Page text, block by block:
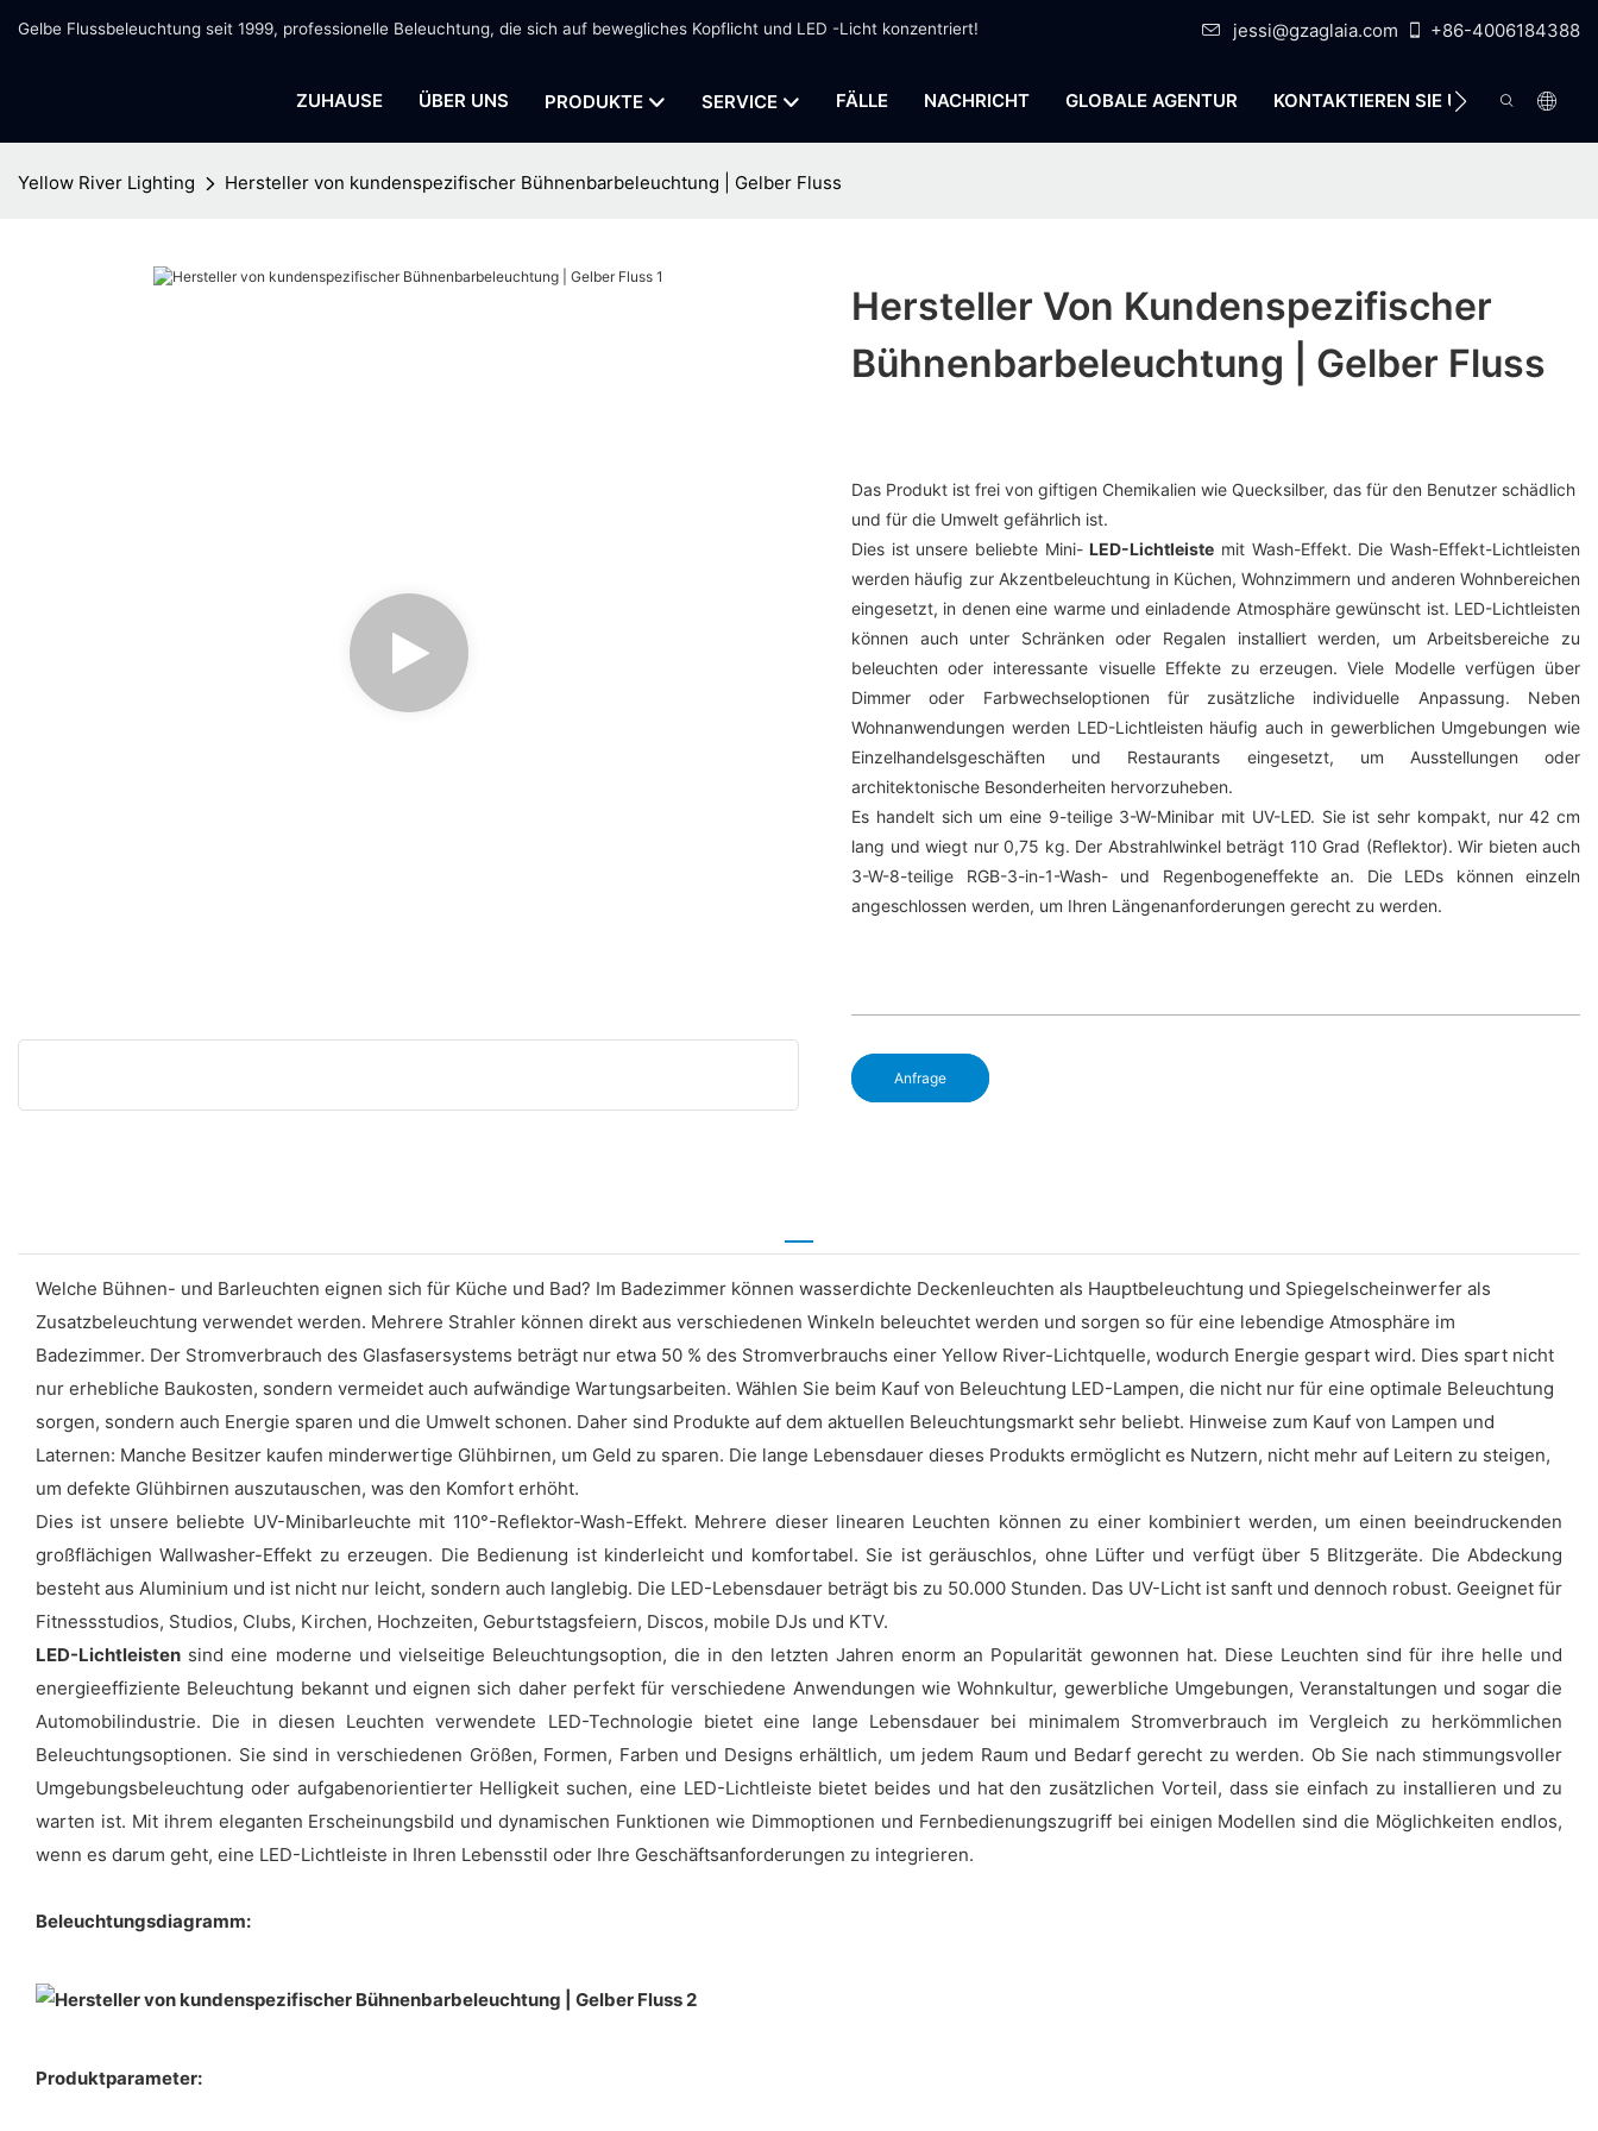
Gelbe Flussbeleuchtung seit 1999, professionelle Beleuchtung, die sich auf bewegliches Kopflicht und LED -Licht konzentriert! jessi@gzaglaia.com +86-4006184388
ZUHAUSE ÜBER UNS PRODUKTE SERVICE FÄLLE NACHRICHT GLOBALE AGENTUR KONTAKTIEREN SIE UNS
Yellow River Lighting Hersteller von kundenspezifischer Bühnenbarbeleuchtung | Gelber Fluss
Hersteller Von Kundenspezifischer
Bühnenbarbeleuchtung | Gelber Fluss
Das Produkt ist frei von giftigen Chemikalien wie Quecksilber, das für den Benutzer schädlich
und für die Umwelt gefährlich ist.
Dies ist unsere beliebte Mini-LED-Lichtleiste mit Wash-Effekt. Die Wash-Effekt-Lichtleisten
werden häufig zur Akzentbeleuchtung in Küchen, Wohnzimmern und anderen Wohnbereichen
eingesetzt, in denen eine warme und einladende Atmosphäre gewünscht ist. LED-Lichtleisten
können auch unter Schränken oder Regalen installiert werden, um Arbeitsbereiche zu
beleuchten oder interessante visuelle Effekte zu erzeugen. Viele Modelle verfügen über
Dimmer oder Farbwechseloptionen für zusätzliche individuelle Anpassung. Neben
Wohnanwendungen werden LED-Lichtleisten häufig auch in gewerblichen Umgebungen wie
Einzelhandelsgeschäften und Restaurants eingesetzt, um Ausstellungen oder
architektonische Besonderheiten hervorzuheben.
Es handelt sich um eine 9-teilige 3-W-Minibar mit UV-LED. Sie ist sehr kompakt, nur 42 cm
lang und wiegt nur 0,75 kg. Der Abstrahlwinkel beträgt 110 Grad (Reflektor). Wir bieten auch
3-W-8-teilige RGB-3-in-1-Wash- und Regenbogeneffekte an. Die LEDs können einzeln
angeschlossen werden, um Ihren Längenanforderungen gerecht zu werden.
Anfrage
Welche Bühnen- und Barleuchten eignen sich für Küche und Bad? Im Badezimmer können wasserdichte Deckenleuchten als Hauptbeleuchtung und Spiegelscheinwerfer als
Zusatzbeleuchtung verwendet werden. Mehrere Strahler können direkt aus verschiedenen Winkeln beleuchtet werden und sorgen so für eine lebendige Atmosphäre im
Badezimmer. Der Stromverbrauch des Glasfasersystems beträgt nur etwa 50 % des Stromverbrauchs einer Yellow River-Lichtquelle, wodurch Energie gespart wird. Dies spart nicht
nur erhebliche Baukosten, sondern vermeidet auch aufwändige Wartungsarbeiten. Wählen Sie beim Kauf von Beleuchtung LED-Lampen, die nicht nur für eine optimale Beleuchtung
sorgen, sondern auch Energie sparen und die Umwelt schonen. Daher sind Produkte auf dem aktuellen Beleuchtungsmarkt sehr beliebt. Hinweise zum Kauf von Lampen und
Laternen: Manche Besitzer kaufen minderwertige Glühbirnen, um Geld zu sparen. Die lange Lebensdauer dieses Produkts ermöglicht es Nutzern, nicht mehr auf Leitern zu steigen,
um defekte Glühbirnen auszutauschen, was den Komfort erhöht.
Dies ist unsere beliebte UV-Minibarleuchte mit 110°-Reflektor-Wash-Effekt. Mehrere dieser linearen Leuchten können zu einer kombiniert werden, um einen beeindruckenden
großflächigen Wallwasher-Effekt zu erzeugen. Die Bedienung ist kinderleicht und komfortabel. Sie ist geräuschlos, ohne Lüfter und verfügt über 5 Blitzgeräte. Die Abdeckung
besteht aus Aluminium und ist nicht nur leicht, sondern auch langlebig. Die LED-Lebensdauer beträgt bis zu 50.000 Stunden. Das UV-Licht ist sanft und dennoch robust. Geeignet für
Fitnessstudios, Studios, Clubs, Kirchen, Hochzeiten, Geburtstagsfeiern, Discos, mobile DJs und KTV.
LED-Lichtleisten sind eine moderne und vielseitige Beleuchtungsoption, die in den letzten Jahren enorm an Popularität gewonnen hat. Diese Leuchten sind für ihre helle und
energieeffiziente Beleuchtung bekannt und eignen sich daher perfekt für verschiedene Anwendungen wie Wohnkultur, gewerbliche Umgebungen, Veranstaltungen und sogar die
Automobilindustrie. Die in diesen Leuchten verwendete LED-Technologie bietet eine lange Lebensdauer bei minimalem Stromverbrauch im Vergleich zu herkömmlichen
Beleuchtungsoptionen. Sie sind in verschiedenen Größen, Formen, Farben und Designs erhältlich, um jedem Raum und Bedarf gerecht zu werden. Ob Sie nach stimmungsvoller
Umgebungsbeleuchtung oder aufgabenorientierter Helligkeit suchen, eine LED-Lichtleiste bietet beides und hat den zusätzlichen Vorteil, dass sie einfach zu installieren und zu
warten ist. Mit ihrem eleganten Erscheinungsbild und dynamischen Funktionen wie Dimmoptionen und Fernbedienungszugriff bei einigen Modellen sind die Möglichkeiten endlos,
wenn es darum geht, eine LED-Lichtleiste in Ihren Lebensstil oder Ihre Geschäftsanforderungen zu integrieren.
Beleuchtungsdiagramm:
Produktparameter: